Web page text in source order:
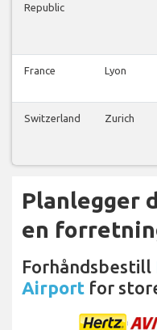
Republic
France Lyon
Switzerland Zurich
Planlegger
en
Forhåndsbestill
Airport for